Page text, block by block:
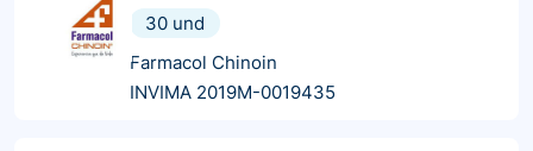
30 und
Farmacol Chinoin
INVIMA 2019M-0019435